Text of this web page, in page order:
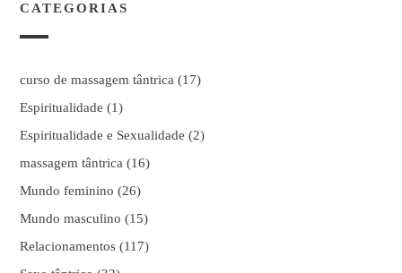
CATEGORIAS
curso de massagem tântrica (17)
Espiritualidade (1)
Espiritualidade e Sexualidade (2)
massagem tântrica (16)
Mundo feminino (26)
Mundo masculino (15)
Relacionamentos (117)